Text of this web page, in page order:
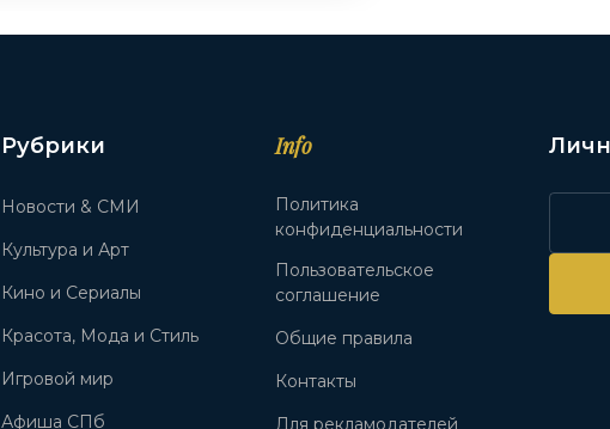
Рубрики
Новости & СМИ
Культура и Арт
Кино и Сериалы
Красота, Мода и Стиль
Игровой мир
Афиша СПб
Info
Политика
конфиденциальности
Пользовательское
соглашение
Общие правила
Контакты
Для рекламодателей